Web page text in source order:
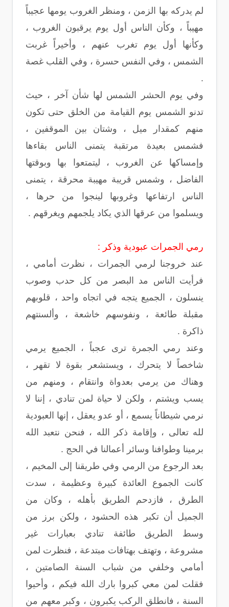
لم يدركه بها الزمن ، ومنظر الغروب يومها عجيباً
مهيباً ، وكأن الناس أول يوم يرقبون الغروب ،
وكأنها أول يوم تغرب عنهم ، وأخيراً غربت
الشمس ، وفي النفس حسرة ، وفي القلب غصة
.
وفي يوم الحشر الشمس لها شأن آخر ، حيث
تدنو الشمس يوم القيامة من الخلق حتى تكون
منهم كمقدار ميل ، وشتان بين الموقفين ،
فشمس بعيدة مرتقبة يتمنى الناس بقاءها
وإمساكها عن الغروب ، ليتمتعوا بها وبوقتها
الفاضل ، وشمس قريبة مهيبة محرقة ، يتمنى
الناس ارتفاعها وغروبها لينجوا من حرها ،
ويسلموا من عرقها الذي يكاد يلجمهم ويغرقهم .
رمي الجمرات عبودية وذكر :
عند خروجنا لرمي الجمرات ، نظرت أمامي ،
فرأيت الناس مد البصر من كل حدب وصوب
ينسلون ، الجميع يتجه في اتجاه واحد ، قلوبهم
مقبلة طائعة ، ونفوسهم خاشعة ، وألسنتهم
ذاكرة .
وعند رمي الجمرة ترى عجباً ، الجميع يرمي
شاخصاً لا يتحرك ، ويستشعر بقوة لا تقهر ،
وهناك من يرمي بعدواة وانتقام ، ومنهم من
يسب ويشتم ، ولكن لا حياة لمن تنادي ، إننا لا
نرمي شيطاناً يسمع ، أو عدو يعقل ، إنها العبودية
لله تعالى ، وإقامة ذكر الله ، فنحن نتعبد الله
برمينا وطوافنا وسائر أعمالنا في الحج .
بعد الرجوع من الرمي وفي طريقنا إلى المخيم ،
كانت الجموع العائدة كبيرة وعظيمة ، سدت
الطرق ، فازدحم الطريق بأهله ، وكان من
الجميل أن تكبر هذه الحشود ، ولكن برز من
وسط الطريق طائفة تنادي بعبارات غير
مشروعة ، وتهتف بهتافات مبتدعة ، فنظرت لمن
أمامي وخلفي من شباب السنة الصامتين ،
فقلت لمن معي كبروا بارك الله فيكم ، وأحيوا
السنة ، فانطلق الركب يكبرون ، وكبر معهم من